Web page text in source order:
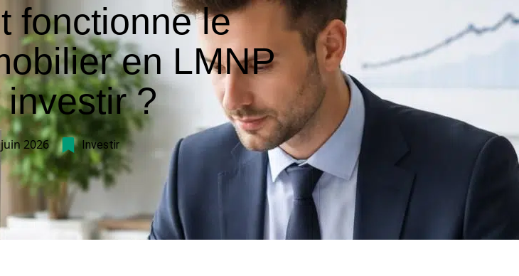
fonctionne le
en LMNP
?
2026 Investir